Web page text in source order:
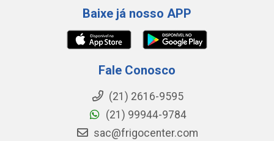
Baixe já nosso APP
Fale Conosco
(21) 2616-9595
(21) 99944-9784
sac@frigocenter.com